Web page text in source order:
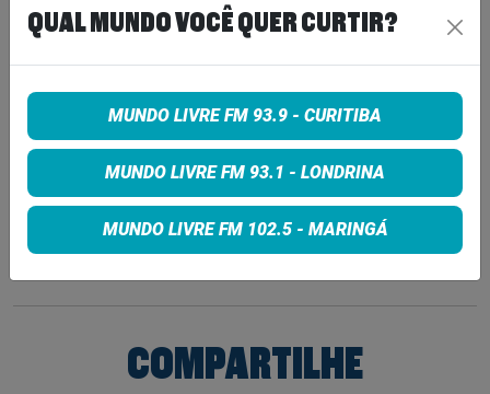
COMPARTILHE
QUAL MUNDO VOCÊ QUER CURTIR?
MUNDO LIVRE FM 93.9 - CURITIBA
MUNDO LIVRE FM 93.1 - LONDRINA
MUNDO LIVRE FM 102.5 - MARINGÁ